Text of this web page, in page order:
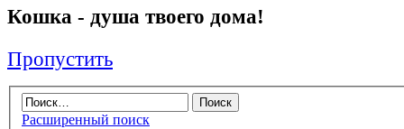
Кошка - душа твоего дома!
Пропустить
Расширенный поиск